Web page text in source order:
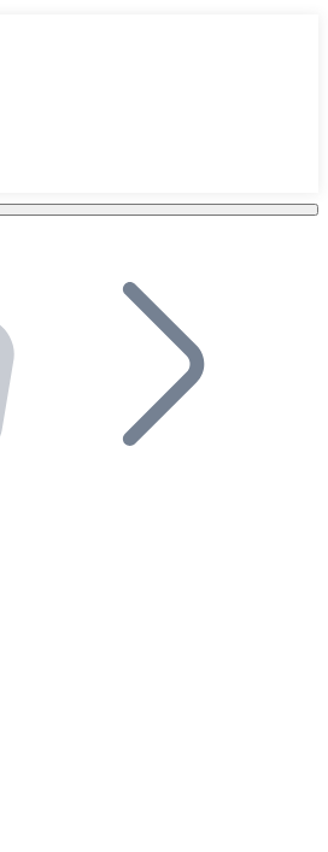
en tu plataforma.
en tu negocio y permite que
en tu ecosistema.
de distribuidores.
a nuestro ecosistema.